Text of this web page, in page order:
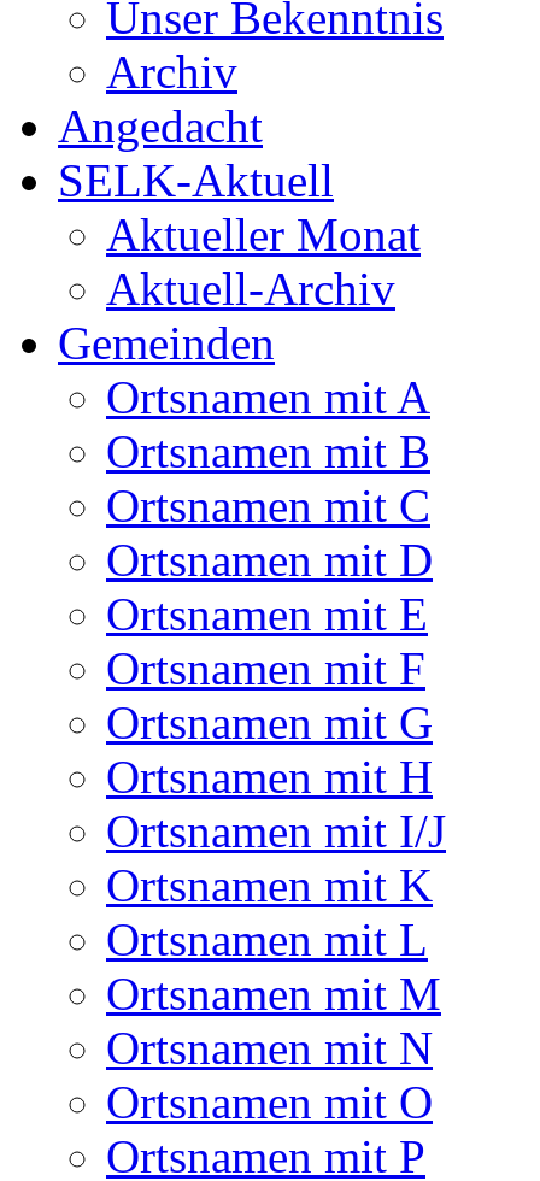
Unser Bekenntnis
Archiv
Angedacht
SELK-Aktuell
Aktueller Monat
Aktuell-Archiv
Gemeinden
Ortsnamen mit A
Ortsnamen mit B
Ortsnamen mit C
Ortsnamen mit D
Ortsnamen mit E
Ortsnamen mit F
Ortsnamen mit G
Ortsnamen mit H
Ortsnamen mit I/J
Ortsnamen mit K
Ortsnamen mit L
Ortsnamen mit M
Ortsnamen mit N
Ortsnamen mit O
Ortsnamen mit P